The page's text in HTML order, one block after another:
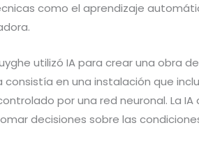
como el aprendizaje
utilizó IA para crear una obra
consistía en una instalación que
por una red neuronal. La IA
decisiones sobre las